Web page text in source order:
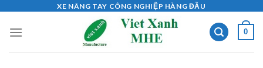
content
XE NÂNG TAY CÔNG NGHIỆP HÀNG ĐẦU
0